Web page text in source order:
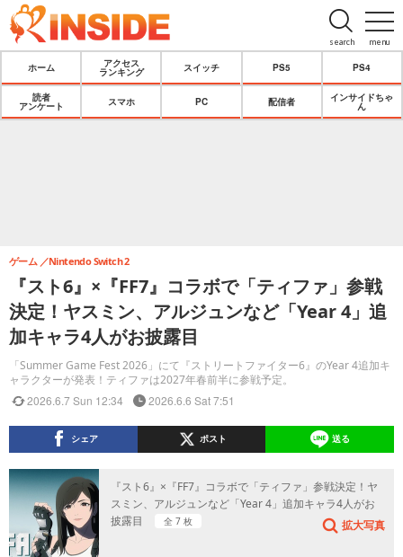
menu
search
ホーム
アクセス
ランキング
スイッチ PS5 PS4
読者
アンケート
スマホ PC 配信者
インサイドちゃ
ん
『スト6』×『FF7』コラボで「ティファ」参戦
決定！ヤスミン、アルジュンなど「Year 4」追
加キャラ4人がお披露目
「Summer Game Fest 2026」にて『ストリートファイター6』のYear 4追加キ
ャラクターが発表！ティファは2027年春前半に参戦予定。
ゲーム Nintendo Switch 2
2026.6.7 Sun 12:34 2026.6.6 Sat 7:51
シェア ポスト 送る
『スト6』×『FF7』コラボで「ティファ」参戦決定！ヤ
スミン、アルジュンなど「Year 4」追加キャラ4人がお
披露目
全 7 枚 拡大写真